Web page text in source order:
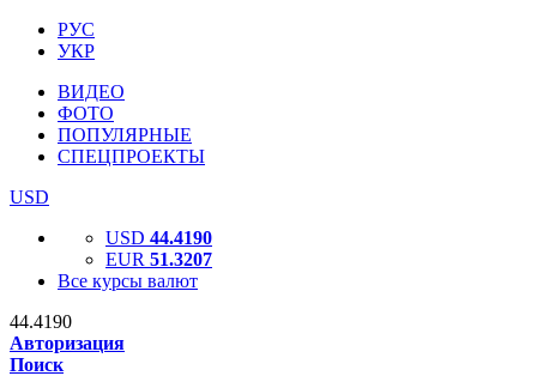
РУС
УКР
ВИДЕО
ФОТО
ПОПУЛЯРНЫЕ
СПЕЦПРОЕКТЫ
USD
USD 44.4190
EUR 51.3207
Все курсы валют
44.4190
Авторизация
Поиск